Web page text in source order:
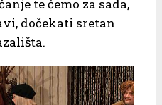
te ćemo za sada,
dočekati sretan